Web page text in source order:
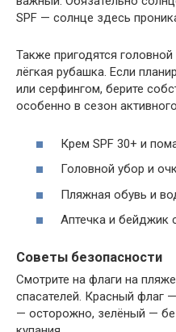
SPF — солнце здесь
Также пригодятся
лёгкая рубашка. Если
или серфингом, берите
особенно в сезон
Крем SPF 30+ и
Головной убор и
Пляжная обувь и
Аптечка и бейджик
Советы безопасности
Смотрите на флаги на
спасателей. Красный флаг
— осторожно, зелёный —